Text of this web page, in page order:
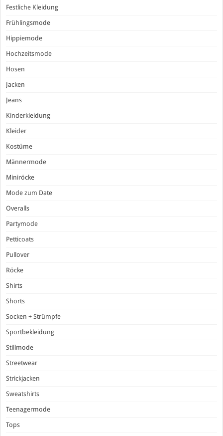
Festliche Kleidung
Frühlingsmode
Hippiemode
Hochzeitsmode
Hosen
Jacken
Jeans
Kinderkleidung
Kleider
Kostüme
Männermode
Miniröcke
Mode zum Date
Overalls
Partymode
Petticoats
Pullover
Röcke
Shirts
Shorts
Socken + Strümpfe
Sportbekleidung
Stillmode
Streetwear
Strickjacken
Sweatshirts
Teenagermode
Tops